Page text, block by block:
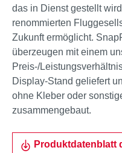
das in Dienst gestellt
renommierten
Zukunft ermöglicht.
überzeugen mit einem
Preis-/
Display-Stand geliefert
ohne Kleber oder
zusammengebaut.
Produktdatenblatt